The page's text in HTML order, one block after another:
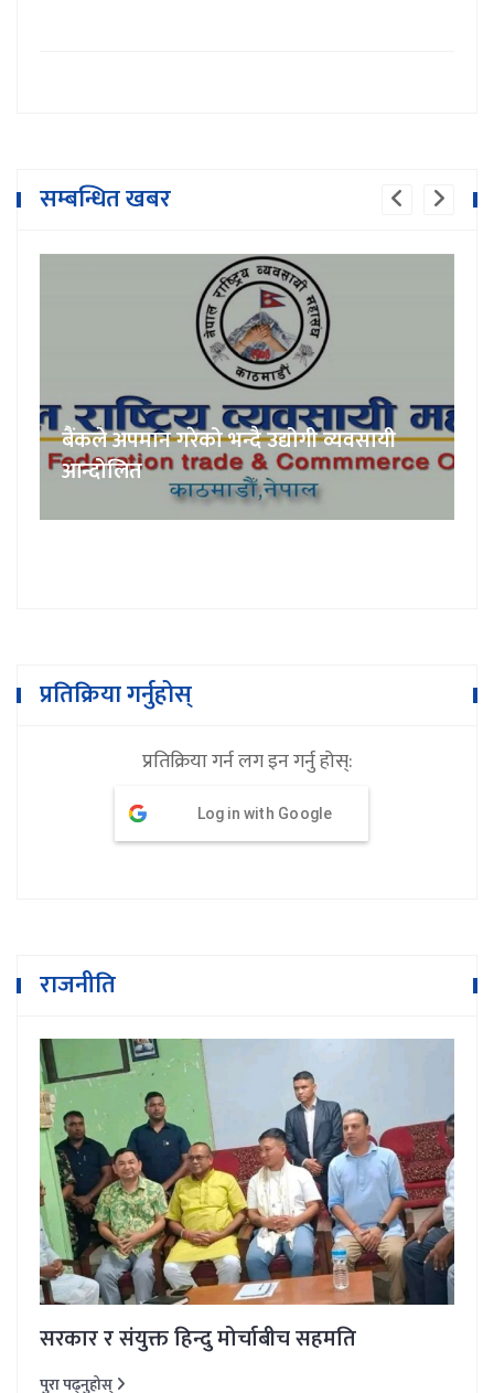
सम्बन्धित खबर
बैंकले अपमान गरेको भन्दै उद्योगी व्यवसायी
आन्दोलित
प्रतिक्रिया गर्नुहोस्
प्रतिक्रिया गर्न लग इन गर्नु होस्:
Log in with Google
राजनीति
सरकार र संयुक्त हिन्दु मोर्चाबीच सहमति
पुरा पढ्नुहोस्